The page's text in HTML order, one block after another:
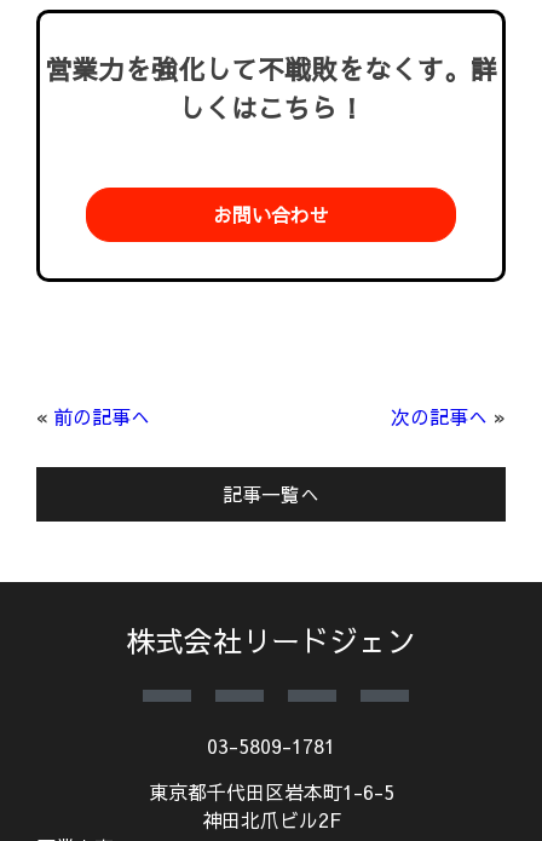
営業力を強化して不戦敗をなくす。詳
しくはこちら！
お問い合わせ
« 前の記事へ 次の記事へ »
記事一覧へ
株式会社リードジェン
03-5809-1781
東京都千代田区岩本町1-6-5
神田北爪ビル2F